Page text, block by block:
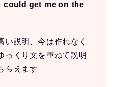
could get me on the
説明、今は作れなく
っくり文を重ねて説明
らえます